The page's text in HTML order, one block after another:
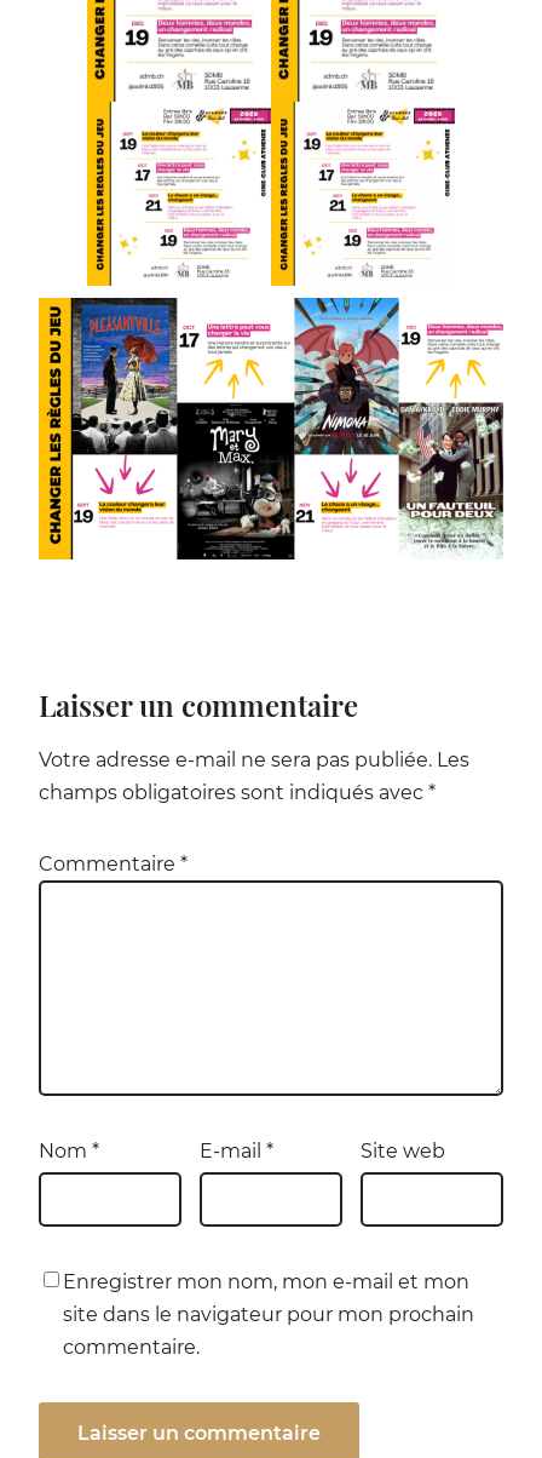
Laisser un commentaire
Votre adresse e-mail ne sera pas publiée. Les
champs obligatoires sont indiqués avec *
Commentaire *
Nom * E-mail * Site web
Enregistrer mon nom, mon e-mail et mon
site dans le navigateur pour mon prochain
commentaire.